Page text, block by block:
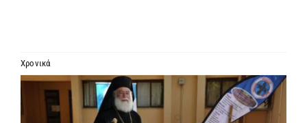
Χρονικά
Προβολή
μεγαλύτερης